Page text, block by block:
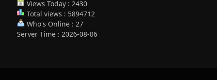
Views Today : 2430
Total views : 5894712
Who's Online : 27
Server Time : 2026-08-06